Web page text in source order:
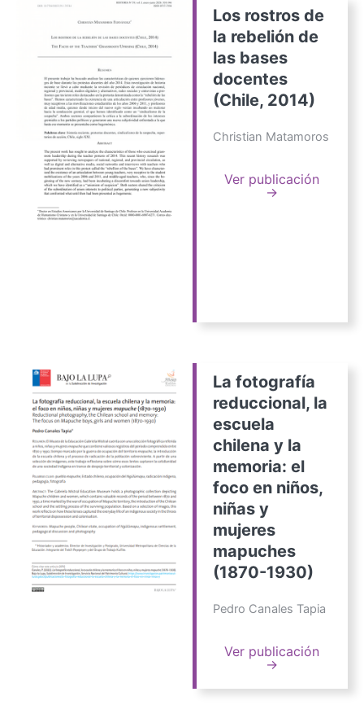
Los rostros de
la rebelión de
las bases
docentes
(Chile, 2014)
Christian Matamoros
Ver publicación
→
La fotografía
reduccional, la
escuela
chilena y la
memoria: el
foco en niños,
niñas y
mujeres
mapuches
(1870-1930)
Pedro Canales Tapia
Ver publicación
→